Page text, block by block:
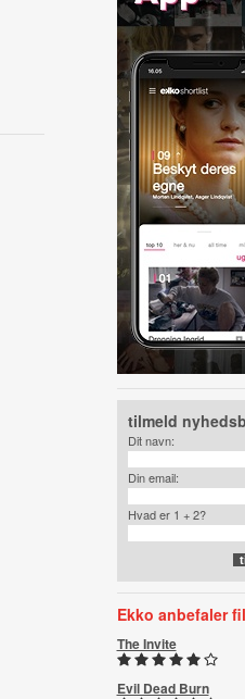
tilmeld
Dit navn:
Din email:
Hvad er 1 + 2?
Ekko anbefaler
The Invite
Evil Dead Burn